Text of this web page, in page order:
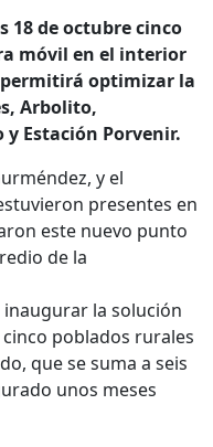
18 de octubre cinco
móvil en el interior
optimizar la
Arbolito,
y Estación Porvenir.
y el
presentes en
este nuevo punto
de la
inaugurar la solución
poblados rurales
que se suma a seis
unos meses